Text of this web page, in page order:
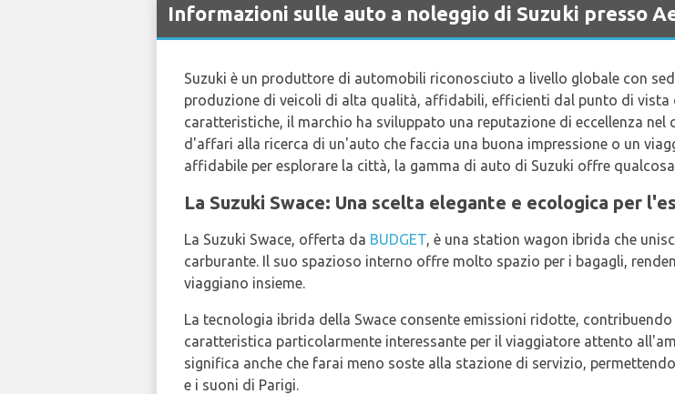
Informazioni sulle auto a noleggio di Suzuki presso
Suzuki è un produttore di automobili riconosciuto a livello globale con
produzione di veicoli di alta qualità, affidabili, efficienti dal punto di
caratteristiche, il marchio ha sviluppato una reputazione di eccellenza
d'affari alla ricerca di un'auto che faccia una buona impressione o un
affidabile per esplorare la città, la gamma di auto di Suzuki offre
La Suzuki Swace: Una scelta elegante e ecologica per
La Suzuki Swace, offerta da BUDGET, è una station wagon ibrida che
carburante. Il suo spazioso interno offre molto spazio per i bagagli,
viaggiano insieme.
La tecnologia ibrida della Swace consente emissioni ridotte,
caratteristica particolarmente interessante per il viaggiatore attento
significa anche che farai meno soste alla stazione di servizio,
e i suoni di Parigi.